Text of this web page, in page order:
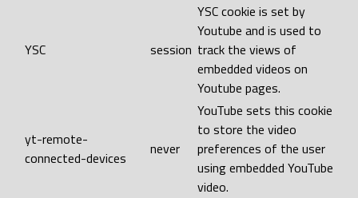
YSC session
YSC cookie is set by
Youtube and is used to
track the views of
embedded videos on
Youtube pages.
yt-remote-
connected-devices
never
YouTube sets this cookie
to store the video
preferences of the user
using embedded YouTube
video.